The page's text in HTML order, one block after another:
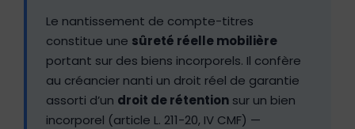
Le nantissement de compte-titres
constitue une sûreté réelle mobilière
portant sur des biens incorporels. Il confère
au créancier nanti un droit réel de garantie
assorti d’un droit de rétention sur un bien
incorporel (article L. 211-20, IV CMF) —